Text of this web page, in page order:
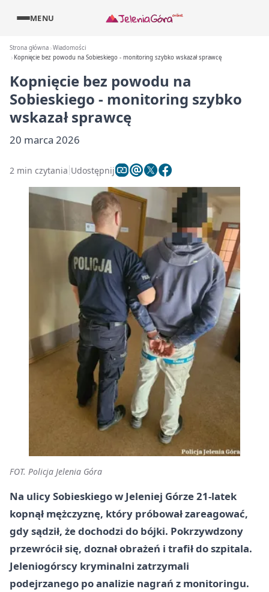
MENU
Strona główna Wiadomości
Kopnięcie bez powodu na Sobieskiego - monitoring szybko wskazał sprawcę
Kopnięcie bez powodu na
Sobieskiego - monitoring szybko
wskazał sprawcę
20 marca 2026
2 min czytania Udostępnij
FOT. Policja Jelenia Góra
Na ulicy Sobieskiego w Jeleniej Górze 21-latek
kopnął mężczyznę, który próbował zareagować,
gdy sądził, że dochodzi do bójki. Pokrzywdzony
przewrócił się, doznał obrażeń i trafił do szpitala.
Jeleniogórscy kryminalni zatrzymali
podejrzanego po analizie nagrań z monitoringu.